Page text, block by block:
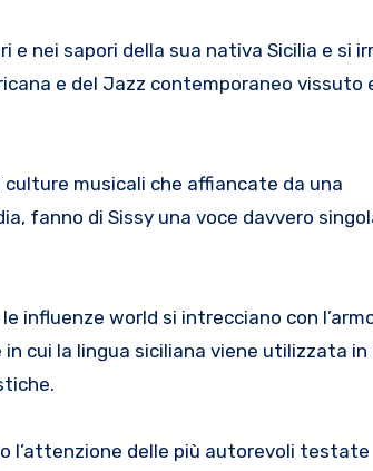
e nei sapori della sua nativa Sicilia e si
e del Jazz contemporaneo vissuto
culture musicali che affiancate da una
fanno di Sissy una voce davvero
influenze world si intrecciano con
cui la lingua siciliana viene utilizzata in
l’attenzione delle più autorevoli testate